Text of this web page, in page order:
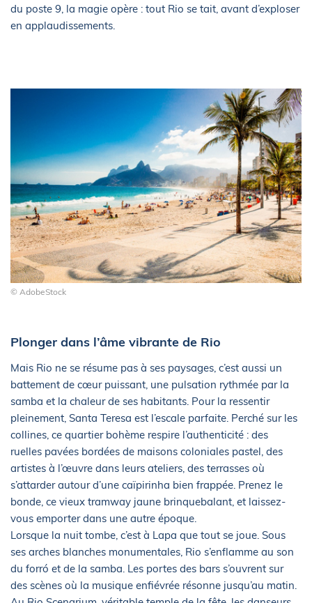
du poste 9, la magie opère : tout Rio se tait, avant d’exploser
en applaudissements.
© AdobeStock
Plonger dans l’âme vibrante de Rio
Mais Rio ne se résume pas à ses paysages, c’est aussi un
battement de cœur puissant, une pulsation rythmée par la
samba et la chaleur de ses habitants. Pour la ressentir
pleinement, Santa Teresa est l’escale parfaite. Perché sur les
collines, ce quartier bohème respire l’authenticité : des
ruelles pavées bordées de maisons coloniales pastel, des
artistes à l’œuvre dans leurs ateliers, des terrasses où
s’attarder autour d’une caïpirinha bien frappée. Prenez le
bonde, ce vieux tramway jaune brinquebalant, et laissez-
vous emporter dans une autre époque.
Lorsque la nuit tombe, c’est à Lapa que tout se joue. Sous
ses arches blanches monumentales, Rio s’enflamme au son
du forró et de la samba. Les portes des bars s’ouvrent sur
des scènes où la musique enfiévrée résonne jusqu’au matin.